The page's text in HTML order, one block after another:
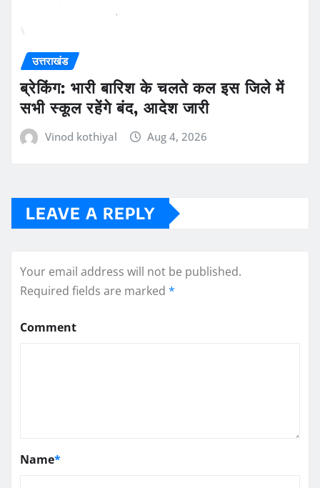
उत्तराखंड
ब्रेकिंग: भारी बारिश के चलते कल इस जिले में
सभी स्कूल रहेंगे बंद, आदेश जारी
Vinod kothiyal Aug 4, 2026
LEAVE A REPLY
Your email address will not be published.
Required fields are marked *
Comment
Name*